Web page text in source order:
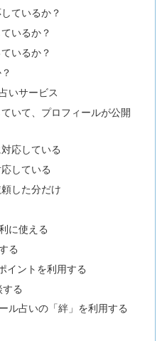
ているか？
いるか？
いるか？
いサービス
いて、プロフィールが公開
応している
している
した分だけ
に使える
る
イントを利用する
る
ル占いの「絆」を利用する